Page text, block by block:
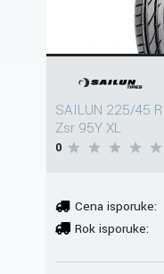
SAILUN 225/45
Zsr 95Y XL
0
Cena isporuke:
Rok isporuke: